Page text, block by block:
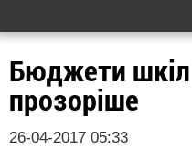
Бюджети шкіл
прозоріше
26-04-2017 05:33